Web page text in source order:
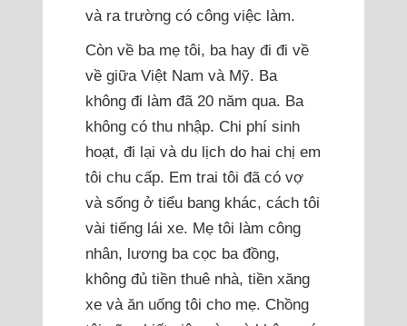
và ra trường có công việc làm.
Còn về ba mẹ tôi, ba hay đi đi về
về giữa Việt Nam và Mỹ. Ba
không đi làm đã 20 năm qua. Ba
không có thu nhập. Chi phí sinh
hoạt, đi lại và du lịch do hai chị em
tôi chu cấp. Em trai tôi đã có vợ
và sống ở tiểu bang khác, cách tôi
vài tiếng lái xe. Mẹ tôi làm công
nhân, lương ba cọc ba đồng,
không đủ tiền thuê nhà, tiền xăng
xe và ăn uống tôi cho mẹ. Chồng